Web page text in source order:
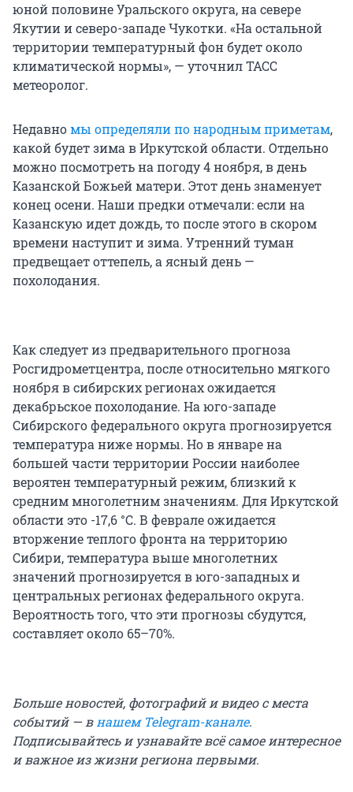
юной половине Уральского округа, на севере
Якутии и северо-западе Чукотки. «На остальной
территории температурный фон будет около
климатической нормы», — уточнил ТАСС
метеоролог.
Недавномы определяли по народным приметам,
какой будет зима в Иркутской области. Отдельно
можно посмотреть на погоду 4 ноября, в день
Казанской Божьей матери. Этот день знаменует
конец осени. Наши предки отмечали: если на
Казанскую идет дождь, то после этого в скором
времени наступит и зима. Утренний туман
предвещает оттепель, а ясный день —
похолодания.
Как следует из предварительного прогноза
Росгидрометцентра, после относительно мягкого
ноября в сибирских регионах ожидается
декабрьское похолодание. На юго-западе
Сибирского федерального округа прогнозируется
температура ниже нормы. Но в январе на
большей части территории России наиболее
вероятен температурный режим, близкий к
средним многолетним значениям. Для Иркутской
области это -17,6 °С. В феврале ожидается
вторжение теплого фронта на территорию
Сибири, температура выше многолетних
значений прогнозируется в юго-западных и
центральных регионах федерального округа.
Вероятность того, что эти прогнозы сбудутся,
составляет около 65–70%.
Больше новостей, фотографий и видео с места
событий — внашем Telegram-канале.
Подписывайтесь и узнавайте всё самое интересное
и важное из жизни региона первыми.